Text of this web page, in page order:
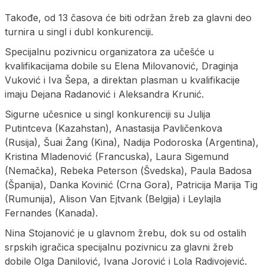
Takođe, od 13 časova će biti održan žreb za glavni deo
turnira u singl i dubl konkurenciji.
Specijalnu pozivnicu organizatora za učešće u
kvalifikacijama dobile su Elena Milovanović, Draginja
Vuković i Iva Šepa, a direktan plasman u kvalifikacije
imaju Dejana Radanović i Aleksandra Krunić.
Sigurne učesnice u singl konkurenciji su Julija
Putintceva (Kazahstan), Anastasija Pavličenkova
(Rusija), Šuai Žang (Kina), Nadija Podoroska (Argentina),
Kristina Mladenović (Francuska), Laura Sigemund
(Nemačka), Rebeka Peterson (Švedska), Paula Badosa
(Španija), Danka Kovinić (Crna Gora), Patricija Marija Tig
(Rumunija), Alison Van Ejtvank (Belgija) i Leylajla
Fernandes (Kanada).
Nina Stojanović je u glavnom žrebu, dok su od ostalih
srpskih igračica specijalnu pozivnicu za glavni žreb
dobile Olga Danilović, Ivana Jorović i Lola Radivojević.